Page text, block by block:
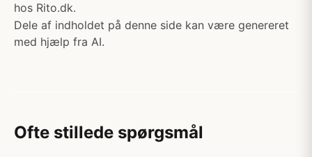
hos Rito.dk.
Dele af indholdet på denne side kan være genereret
med hjælp fra AI.
Ofte stillede spørgsmål